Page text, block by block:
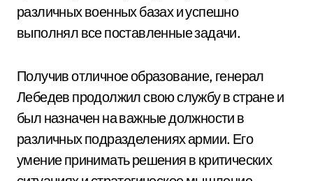
различных военных базах и успешно
выполнял все поставленные задачи.
Получив отличное образование, генерал
Лебедев продолжил свою службу в стране и
был назначен на важные должности в
различных подразделениях армии. Его
умение принимать решения в критических